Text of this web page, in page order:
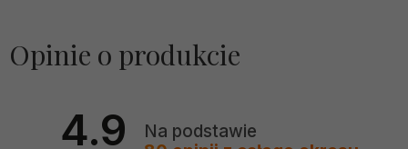
Opinie o produkcie
4.9
Na podstawie